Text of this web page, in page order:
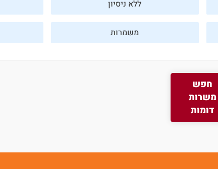
ללא ניסיון
משמרות
חפש
משרות
דומות